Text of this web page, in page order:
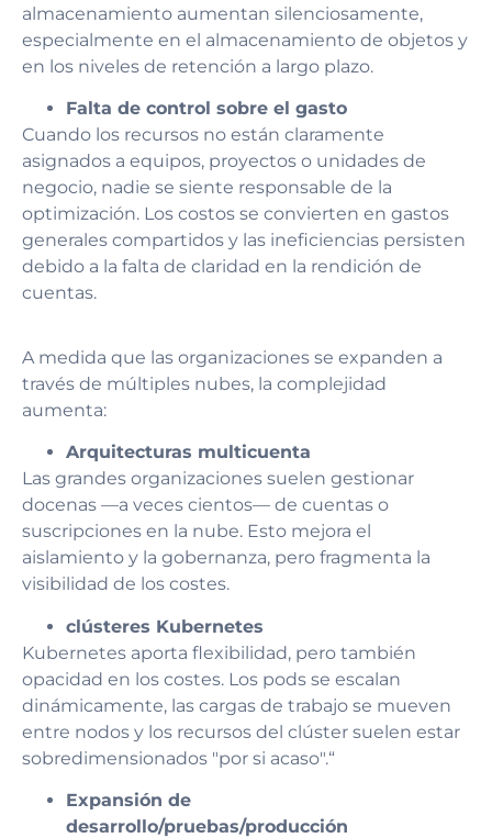
almacenamiento aumentan silenciosamente,
especialmente en el almacenamiento de objetos y
en los niveles de retención a largo plazo.
Falta de control sobre el gasto
Cuando los recursos no están claramente
asignados a equipos, proyectos o unidades de
negocio, nadie se siente responsable de la
optimización. Los costos se convierten en gastos
generales compartidos y las ineficiencias persisten
debido a la falta de claridad en la rendición de
cuentas.
A medida que las organizaciones se expanden a
través de múltiples nubes, la complejidad
aumenta:
Arquitecturas multicuenta
Las grandes organizaciones suelen gestionar
docenas —a veces cientos— de cuentas o
suscripciones en la nube. Esto mejora el
aislamiento y la gobernanza, pero fragmenta la
visibilidad de los costes.
clústeres Kubernetes
Kubernetes aporta flexibilidad, pero también
opacidad en los costes. Los pods se escalan
dinámicamente, las cargas de trabajo se mueven
entre nodos y los recursos del clúster suelen estar
sobredimensionados "por si acaso".“
Expansión de
desarrollo/pruebas/producción